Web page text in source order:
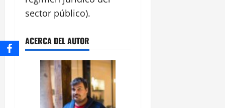
sector público).
ACERCA DEL AUTOR